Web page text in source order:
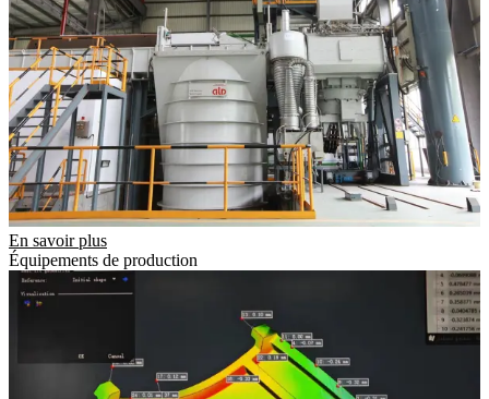
En savoir plus
Équipements de production